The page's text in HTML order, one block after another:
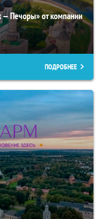
— Печоры» от компании
ПОДРОБНЕЕ